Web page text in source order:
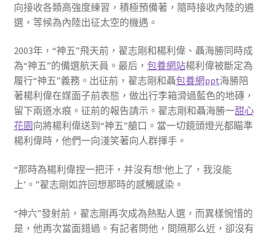
向接收各類高強度練習，積極預備著，隨時接收內陸的遴
選，等候為內陸出征太空的機遇。
2003年，“神五”飛天前，翟志剛和楊利偉、聶海勝同時成
為“神五”的備選航天員。最后， 包養網站楊利偉被斷定為
履行“神五”義務。出征前，翟志剛和聶包養網ppt海勝陪
著楊利偉在媒面子前表態，做出行李箱滑過藍色的地磚，
留下兩道水痕。征前的報告請示。翟志剛和聶海勝一甜心
花園向將楊利偉送到“神五”艙口。當一切鏡頭燈光都瞄準
楊利偉時，他們一向淺笑著向人群揮手。
“那時為楊利偉捏一把汗，并沒有想‘他上了，我沒能
上’。”翟志剛如許回想那時的感觸感染。
“神六”發射前，翟志剛再次成為熱點人選，而異樣惋惜的
是，他再次當面錯過。有記者問他，間隔那么近，卻沒有